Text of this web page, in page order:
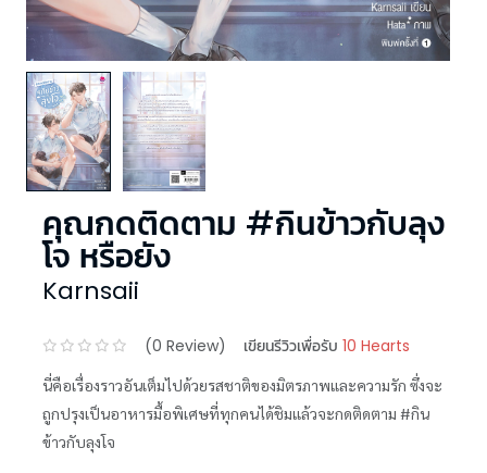
คุณกดติดตาม #กินข้าวกับลุง
โจ หรือยัง
Karnsaii
(0 Review) เขียนรีวิวเพื่อรับ 10 Hearts
นี่คือเรื่องราวอันเต็มไปด้วยรสชาติของมิตรภาพและความรัก ซึ่งจะ
ถูกปรุงเป็นอาหารมื้อพิเศษที่ทุกคนได้ชิมแล้วจะกดติดตาม #กิน
ข้าวกับลุงโจ